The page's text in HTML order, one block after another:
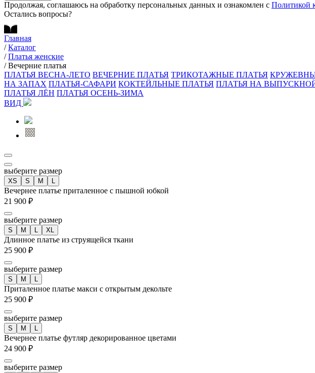
Продолжая, соглашаюсь на обработку персональных данных и ознакомлен с Политикой
Остались вопросы?
Главная
/ Каталог
/ Платья женские
/ Вечерние платья
ПЛАТЬЯ ВЕСНА-ЛЕТО ВЕЧЕРНИЕ ПЛАТЬЯ ТРИКОТАЖНЫЕ ПЛАТЬЯ
НА ЗАПАХ ПЛАТЬЯ-САФАРИ КОКТЕЙЛЬНЫЕ ПЛАТЬЯ ПЛАТЬЯ НА
ПЛАТЬЯ ЛЁН ПЛАТЬЯ ОСЕНЬ-ЗИМА
ВИД
выберите размер
XS S M L
Вечернее платье приталенное с пышной юбкой
21 900 ₽
выберите размер
S M L XL
Длинное платье из струящейся ткани
25 900 ₽
выберите размер
S M L
Приталенное платье макси с открытым декольте
25 900 ₽
выберите размер
S M L
Вечернее платье футляр декорированное цветами
24 900 ₽
выберите размер